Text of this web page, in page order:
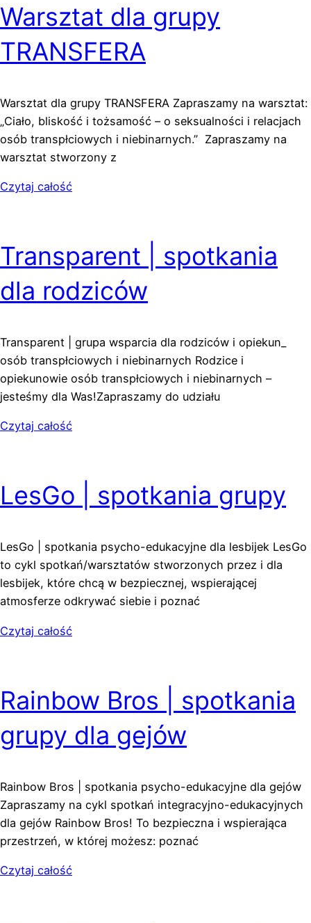
Warsztat dla grupy
TRANSFERA
Warsztat dla grupy TRANSFERA Zapraszamy na warsztat:
„Ciało, bliskość i tożsamość – o seksualności i relacjach
osób transpłciowych i niebinarnych.” Zapraszamy na
warsztat stworzony z
Czytaj całość
Transparent | spotkania
dla rodziców
Transparent | grupa wsparcia dla rodziców i opiekun_
osób transpłciowych i niebinarnych Rodzice i
opiekunowie osób transpłciowych i niebinarnych –
jesteśmy dla Was!Zapraszamy do udziału
Czytaj całość
LesGo | spotkania grupy
LesGo | spotkania psycho-edukacyjne dla lesbijek LesGo
to cykl spotkań/warsztatów stworzonych przez i dla
lesbijek, które chcą w bezpiecznej, wspierającej
atmosferze odkrywać siebie i poznać
Czytaj całość
Rainbow Bros | spotkania
grupy dla gejów
Rainbow Bros | spotkania psycho-edukacyjne dla gejów
Zapraszamy na cykl spotkań integracyjno-edukacyjnych
dla gejów Rainbow Bros! To bezpieczna i wspierająca
przestrzeń, w której możesz: poznać
Czytaj całość